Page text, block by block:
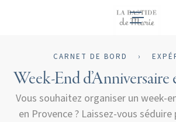
FR
CARNET DE BORD ›
Week-End d’Anniversaire
Vous souhaitez organiser un week-
en Provence ? Laissez-vous